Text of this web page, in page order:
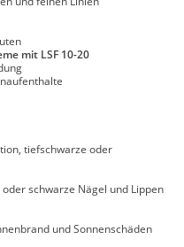
mit LSF 10-20
tiefschwarze oder
schwarze Nägel und Lippen
und Sonnenschäden